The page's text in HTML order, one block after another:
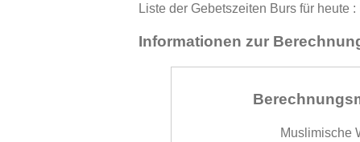
Liste der Gebetszeiten Burs für heute
Informationen zur
Muslimische